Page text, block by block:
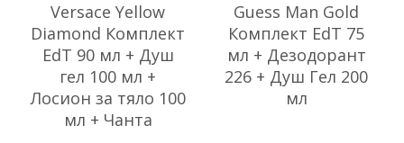
Versace Yellow
Diamond Комплект
EdT 90 мл + Душ
гел 100 мл +
Лосион за тяло 100
мл + Чанта
Guess Man Gold
Комплект EdT 75
мл + Дезодорант
226 + Душ Гел 200
мл